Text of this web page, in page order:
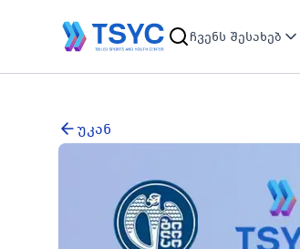
ჩვენს შესახებ
უკან